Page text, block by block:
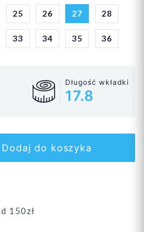
25 26 27 28
33 34 35 36
Długość wkładki
17.8
Dodaj do koszyka
150zł